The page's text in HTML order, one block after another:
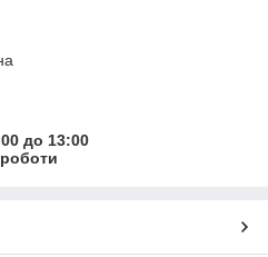
до 13:00